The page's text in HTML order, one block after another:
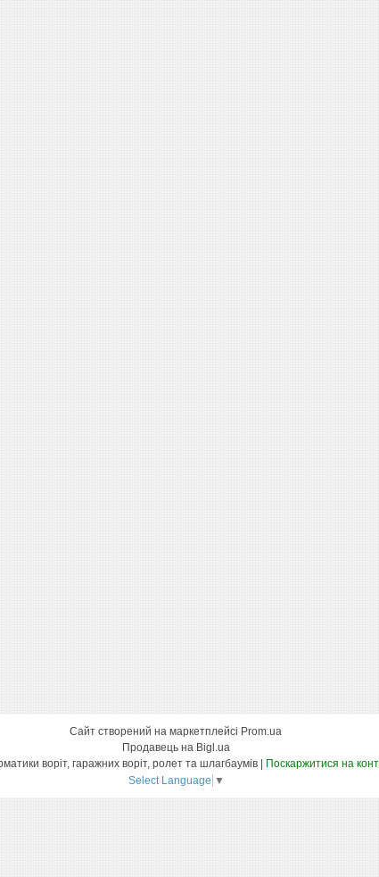
Сайт створений на маркетплейсі Prom.ua
Продавець на Bigl.ua
Поскаржитися на
Select Language ▼